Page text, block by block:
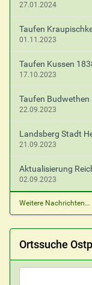
27.01.2024
Taufen
01.11.2023
Taufen Kussen
17.10.2023
Taufen
22.09.2023
Landsberg Stadt
21.09.2023
Aktualisierung
02.09.2023
Weitere Nachrichten…
Ortssuche